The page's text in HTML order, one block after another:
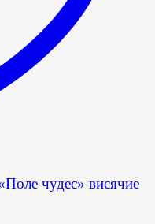
чудес» висячие